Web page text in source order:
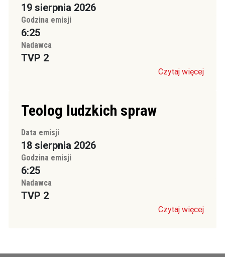
19 sierpnia 2026
Godzina emisji
6:25
Nadawca
TVP 2
Czytaj więcej
Teolog ludzkich spraw
Data emisji
18 sierpnia 2026
Godzina emisji
6:25
Nadawca
TVP 2
Czytaj więcej